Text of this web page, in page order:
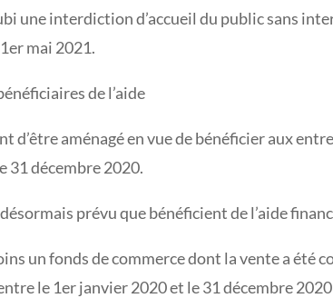
une interdiction d’accueil du public sans
mai 2021.
de l’aide
d’être aménagé en vue de bénéficier aux
31 décembre 2020.
prévu que bénéficient de l’aide
un fonds de commerce dont la vente a été
le 1er janvier 2020 et le 31 décembre